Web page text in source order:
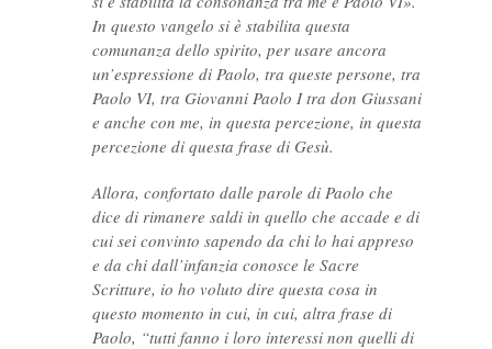
In questo vangelo si è stabilita questa
comunanza dello spirito, per usare ancora
un’espressione di Paolo, tra queste persone, tra
Paolo VI, tra Giovanni Paolo I tra don Giussani
e anche con me, in questa percezione, in questa
percezione di questa frase di Gesù.
Allora, confortato dalle parole di Paolo che
dice di rimanere saldi in quello che accade e di
cui sei convinto sapendo da chi lo hai appreso
e da chi dall’infanzia conosce le Sacre
Scritture, io ho voluto dire questa cosa in
questo momento in cui, in cui, altra frase di
Paolo, “tutti fanno i loro interessi non quelli di